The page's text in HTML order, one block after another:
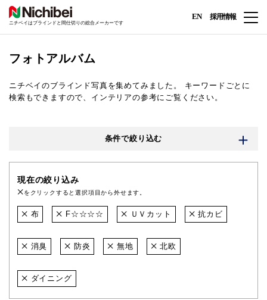
ニチベイはブラインドと間仕切りの総合メーカーです
EN 採用情報
フォトアルバム
ニチベイのブラインド写真を集めてみました。
キーワードごとに
検索もできますので、インテリアの参考にご覧ください。
条件で絞り込む
現在の絞り込み
をクリックすると選択項目から外せます。
布 F☆☆☆☆ ＵＶカット 抗カビ
消臭 防炎 無地 北欧
ダイニング